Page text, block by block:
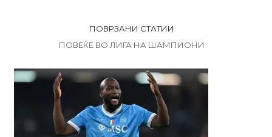
ПОВРЗАНИ СТАТИИ
ПОВЕЌЕ ВО ЛИГА НА ШАМПИОНИ